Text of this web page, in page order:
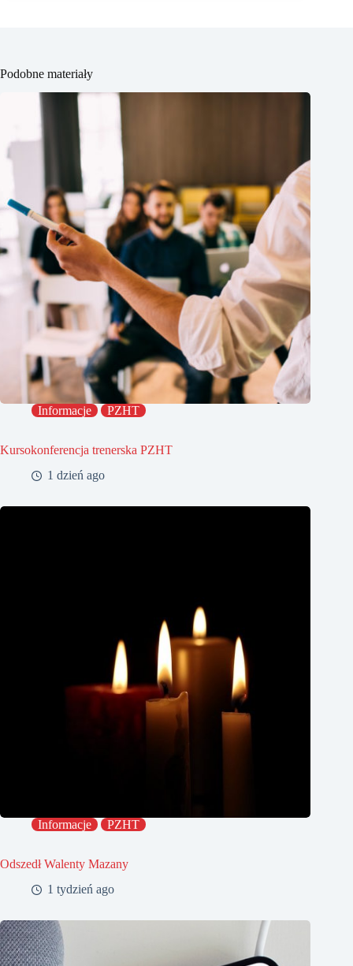
Podobne materiały
Informacje PZHT
Kursokonferencja trenerska PZHT
1 dzień ago
Informacje PZHT
Odszedł Walenty Mazany
1 tydzień ago